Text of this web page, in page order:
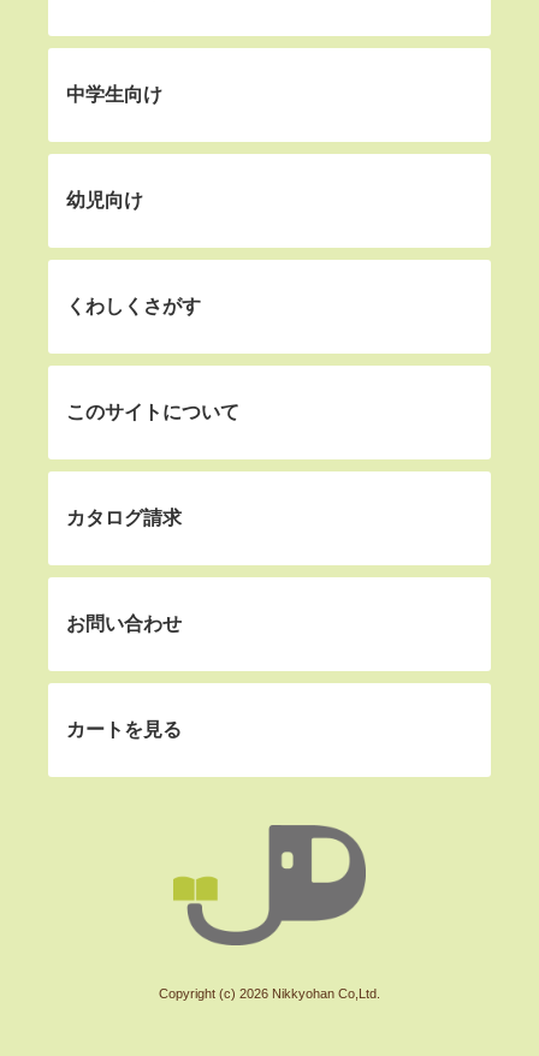
中学生向け
幼児向け
くわしくさがす
このサイトについて
カタログ請求
お問い合わせ
カートを見る
Copyright (c) 2026 Nikkyohan Co,Ltd.